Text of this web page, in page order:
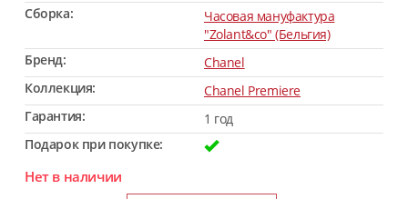
Сборка:
Часовая мануфактура
"Zolant&co" (Бельгия)
Бренд:
Chanel
Коллекция:
Chanel Premiere
Гарантия:
1 год
Подарок при покупке:
Нет в наличии